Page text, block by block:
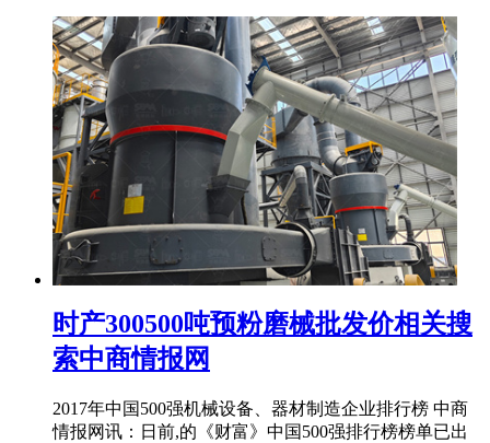
时产300500吨预粉磨械批发价相关搜
索中商情报网
2017年中国500强机械设备、器材制造企业排行榜 中商
情报网讯：日前,的《财富》中国500强排行榜榜单已出